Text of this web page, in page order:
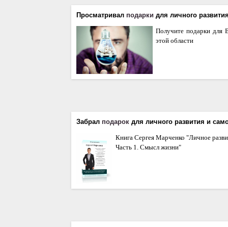
Просматривал подарки для личного
Получите подарки для
этой области
Забрал подарок для личного развития и
Книга Сергея Марченко "Личное
Часть 1. Смысл жизни"